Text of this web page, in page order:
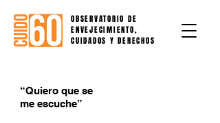
OBSERVATORIO DE
ENVEJECIMIENTO,
CUIDADOS Y DERECHOS
“Quiero que se
me escuche”